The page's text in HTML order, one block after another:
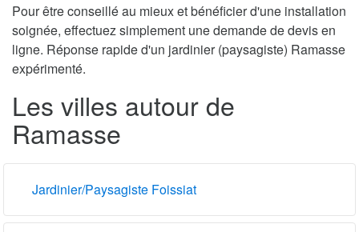
Pour être conseillé au mieux et bénéficier d'une installation
soignée, effectuez simplement une demande de devis en
ligne. Réponse rapide d'un jardinier (paysagiste) Ramasse
expérimenté.
Les villes autour de
Ramasse
Jardinier/Paysagiste Foissiat